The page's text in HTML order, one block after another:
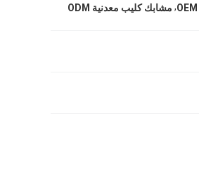
, مشابك كليب معدنية ODM